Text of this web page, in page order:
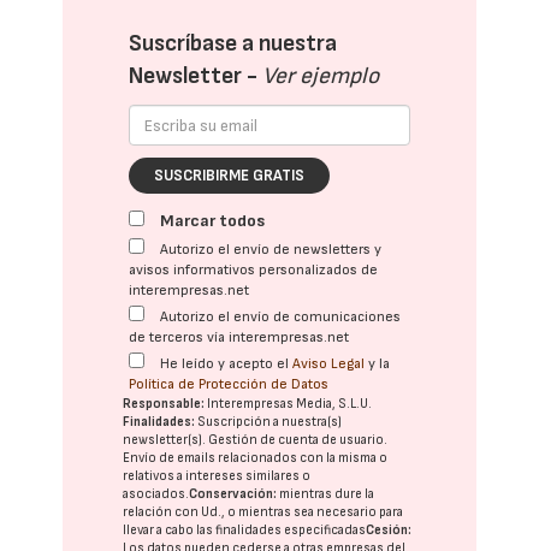
Suscríbase a nuestra
Newsletter - Ver ejemplo
SUSCRIBIRME GRATIS
Marcar todos
Autorizo el envío de newsletters y
avisos informativos personalizados de
interempresas.net
Autorizo el envío de comunicaciones
de terceros vía interempresas.net
He leído y acepto elAviso Legal y la
Política de Protección de Datos
Responsable: Interempresas Media, S.L.U.
Finalidades: Suscripción a nuestra(s)
newsletter(s). Gestión de cuenta de usuario.
Envío de emails relacionados con la misma o
relativos a intereses similares o
asociados.Conservación: mientras dure la
relación con Ud., o mientras sea necesario para
llevar a cabo las finalidades especificadasCesión: